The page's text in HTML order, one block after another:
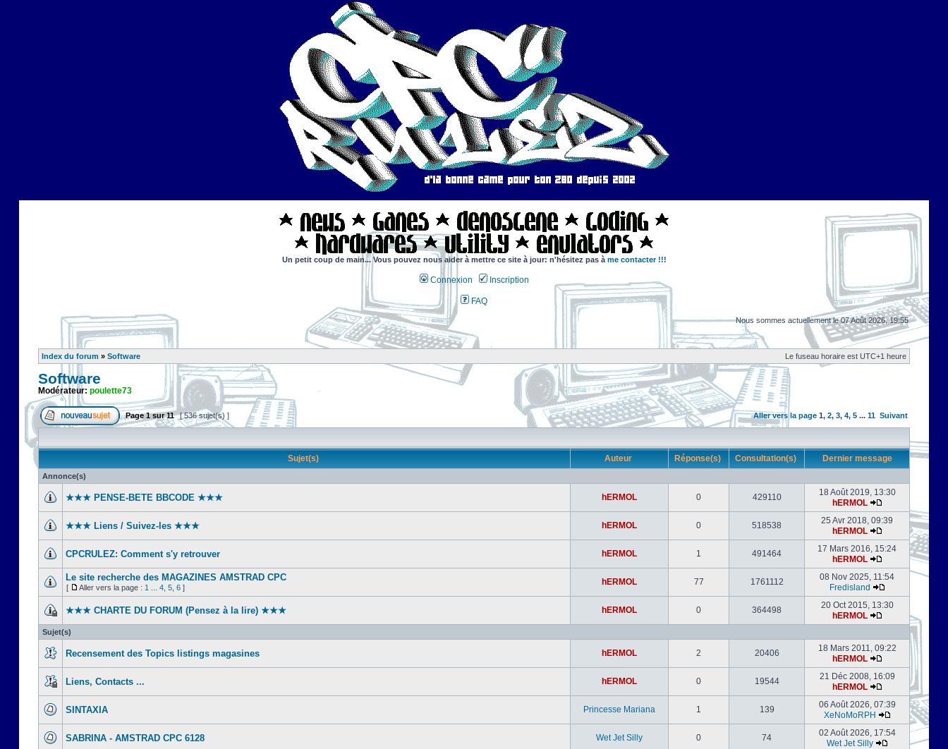
Un petit coup de main... Vous pouvez nous aider à mettre ce site à jour: n'hésitez pas à me contacter !!!
Connexion Inscription
FAQ
Nous sommes actuellement le 07 Août 2026, 19:55
Index du forum » Software Le fuseau horaire est UTC+1 heure
Software
Modérateur: poulette73
Page1sur11 [ 536 sujet(s) ] Aller vers la page 1, 2, 3, 4, 5 ... 11 Suivant
Sujet(s) Auteur Réponse(s) Consultation(s) Dernier message
Annonce(s)
★★★ PENSE-BETE BBCODE ★★★ hERMOL 0 429110
18 Août 2019, 13:30
hERMOL
★★★ Liens / Suivez-les ★★★ hERMOL 0 518538
25 Avr 2018, 09:39
hERMOL
CPCRULEZ: Comment s'y retrouver‎ hERMOL 1 491464
17 Mars 2016, 15:24
hERMOL
Le site recherche des MAGAZINES AMSTRAD CPC
[ Aller vers la page : 1 4 5 6 ]
hERMOL 77 1761112
08 Nov 2025, 11:54
Fredisland
★★★ CHARTE DU FORUM (Pensez à la lire) ★★★ hERMOL 0 364498
20 Oct 2015, 13:30
hERMOL
Sujet(s)
Recensement des Topics listings magasines hERMOL 2 20406
18 Mars 2011, 09:22
hERMOL
Liens, Contacts ... hERMOL 0 19544
21 Déc 2008, 16:09
hERMOL
SINTAXIA Princesse Mariana 1 139
06 Août 2026, 07:39
XeNoMoRPH
SABRINA - AMSTRAD CPC 6128 Wet Jet Silly 0 74
02 Août 2026, 17:54
Wet Jet Silly